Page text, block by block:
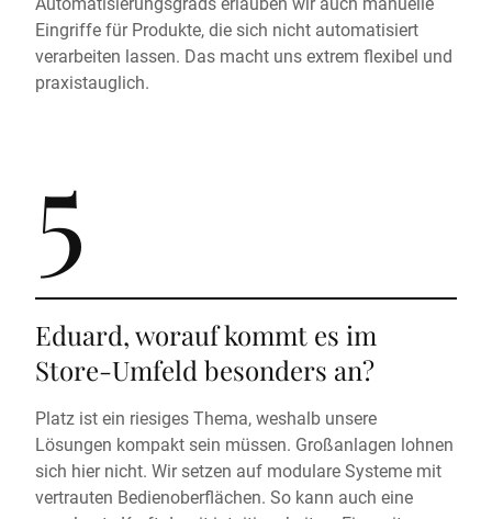
Eingriffe für Produkte, die sich nicht automatisiert
verarbeiten lassen. Das macht uns extrem flexibel und
praxistauglich.
5
Eduard, worauf kommt es im
Store-Umfeld besonders an?
Platz ist ein riesiges Thema, weshalb unsere
Lösungen kompakt sein müssen. Großanlagen lohnen
sich hier nicht. Wir setzen auf modulare Systeme mit
vertrauten Bedienoberflächen. So kann auch eine